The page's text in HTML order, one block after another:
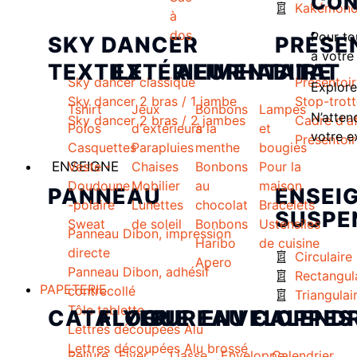
SKY DANCER
Sky dancer classique
Sky dancer 2 bras / 1 jambe
Sky dancer 2 bras / 2 jambes
Présentoir
Stop-
Cadre
ENSEIGNE
PANNEAU
Panneau Dibon, impression
directe
Panneau Dibon, adhésif
contrecollé
Tôle tablette
Lettres découpées Alu
Lettres découpées Alu brossé
Circulaire
à
dos
TEXTILE
Tshirt
Polos
Casquettes
Veste -
Doudoune
-polaire
Sweat
EXTÉRIEUR
Jeux
d'extérieurs
Parapluies
Chaises
Mobilier
Lunettes
de soleil
ALIMENTAIRE
Bonbons
à la
menthe
Bonbons
au
chocolat
Bonbons
Haribo
Apero
HABITAT
Lampes
et
bougies
Pour la
maison
Bracelets
Ustensiles
de cuisine
PAPETERIE
CATALOGUE
FLYERBUREAUENVELOPPES
Pour
à votre
votre